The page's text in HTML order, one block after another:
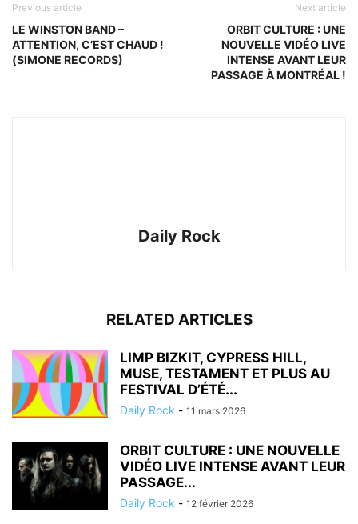
Previous article
LE WINSTON BAND –
ATTENTION, C’EST CHAUD !
(SIMONE RECORDS)
Next article
ORBIT CULTURE : UNE
NOUVELLE VIDÉO LIVE
INTENSE AVANT LEUR
PASSAGE À MONTRÉAL !
Daily Rock
RELATED ARTICLES
LIMP BIZKIT, CYPRESS HILL,
MUSE, TESTAMENT ET PLUS AU
FESTIVAL D’ÉTÉ...
Daily Rock - 11 mars 2026
ORBIT CULTURE : UNE NOUVELLE
VIDÉO LIVE INTENSE AVANT LEUR
PASSAGE...
Daily Rock - 12 février 2026